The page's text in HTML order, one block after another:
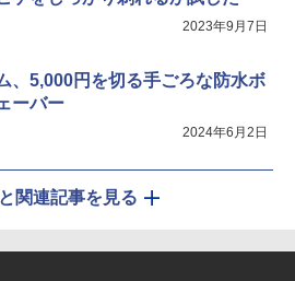
2023年9月7日
、5,000円を切る手ごろな防水ボ
ーバー
2024年6月2日
関連記事を見る